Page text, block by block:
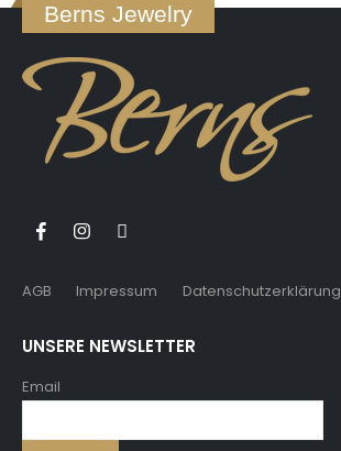
Berns Jewelry
AGB Impressum Datenschutzerklärung
UNSERE NEWSLETTER
Email